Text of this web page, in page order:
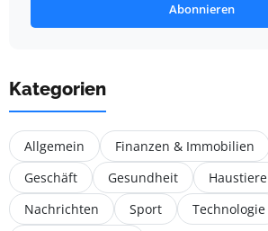
Abonnieren
Kategorien
Allgemein Finanzen & Immobilien
Geschäft
Gesundheit Haustiere
Nachrichten
Sport
Technologie